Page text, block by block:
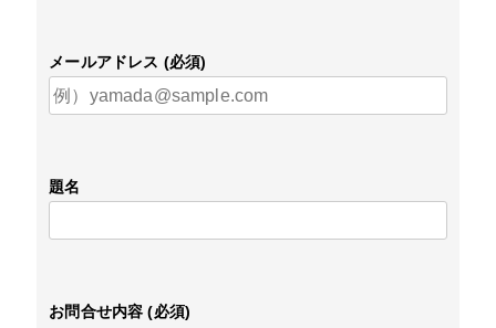
メールアドレス (必須)
題名
お問合せ内容 (必須)